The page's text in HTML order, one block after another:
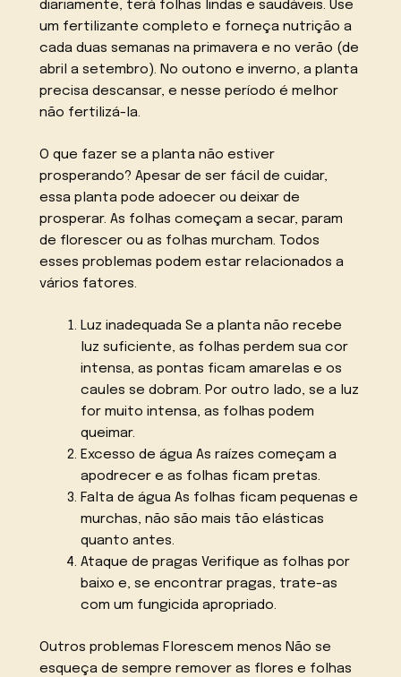
diariamente, terá folhas lindas e saudáveis. Use
um fertilizante completo e forneça nutrição a
cada duas semanas na primavera e no verão (de
abril a setembro). No outono e inverno, a planta
precisa descansar, e nesse período é melhor
não fertilizá-la.
O que fazer se a planta não estiver
prosperando? Apesar de ser fácil de cuidar,
essa planta pode adoecer ou deixar de
prosperar. As folhas começam a secar, param
de florescer ou as folhas murcham. Todos
esses problemas podem estar relacionados a
vários fatores.
Luz inadequada Se a planta não recebe
luz suficiente, as folhas perdem sua cor
intensa, as pontas ficam amarelas e os
caules se dobram. Por outro lado, se a luz
for muito intensa, as folhas podem
queimar.
Excesso de água As raízes começam a
apodrecer e as folhas ficam pretas.
Falta de água As folhas ficam pequenas e
murchas, não são mais tão elásticas
quanto antes.
Ataque de pragas Verifique as folhas por
baixo e, se encontrar pragas, trate-as
com um fungicida apropriado.
Outros problemas Florescem menos Não se
esqueça de sempre remover as flores e folhas